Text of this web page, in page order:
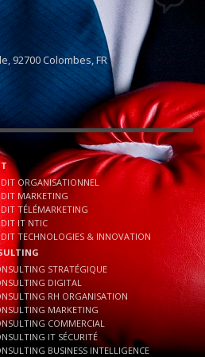
92700 Colombes, FR
ORGANISATIONNEL
MARKETING
TÉLÉMARKETING
IT NTIC
TECHNOLOGIES & INNOVATION
STRATÉGIQUE
DIGITAL
RH ORGANISATION
MARKETING
COMMERCIAL
IT SÉCURITÉ
BUSINESS INTELLIGENCE